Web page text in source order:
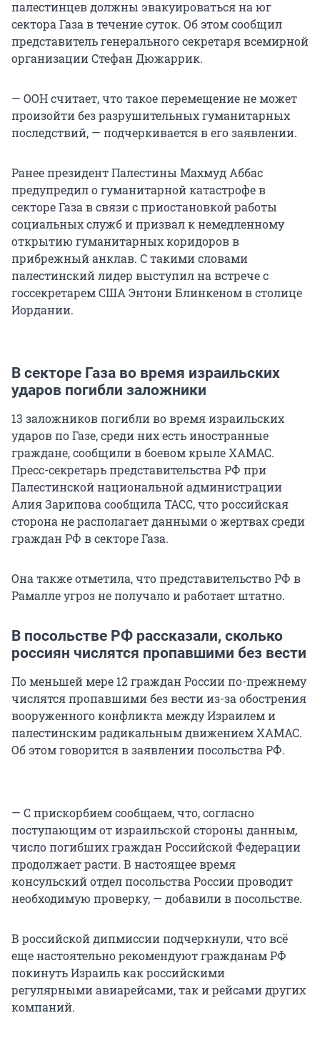
палестинцев должны эвакуироваться на юг
сектора Газа в течение суток. Об этом сообщил
представитель генерального секретаря всемирной
организации Стефан Дюжаррик.
— ООН считает, что такое перемещение не может
произойти без разрушительных гуманитарных
последствий, — подчеркивается в его заявлении.
Ранее президент Палестины Махмуд Аббас
предупредил о гуманитарной катастрофе в
секторе Газа в связи с приостановкой работы
социальных служб и призвал к немедленному
открытию гуманитарных коридоров в
прибрежный анклав. С такими словами
палестинский лидер выступил на встрече с
госсекретарем США Энтони Блинкеном в столице
Иордании.
В секторе Газа во время израильских
ударов погибли заложники
13 заложников погибли во время израильских
ударов по Газе, среди них есть иностранные
граждане, сообщили в боевом крыле ХАМАС.
Пресс-секретарь представительства РФ при
Палестинской национальной администрации
Алия Зарипова сообщила ТАСС, что российская
сторона не располагает данными о жертвах среди
граждан РФ в секторе Газа.
Она также отметила, что представительство РФ в
Рамалле угроз не получало и работает штатно.
В посольстве РФ рассказали, сколько
россиян числятся пропавшими без вести
По меньшей мере 12 граждан России по-прежнему
числятся пропавшими без вести из-за обострения
вооруженного конфликта между Израилем и
палестинским радикальным движением ХАМАС.
Об этом говорится в заявлении посольства РФ.
— С прискорбием сообщаем, что, согласно
поступающим от израильской стороны данным,
число погибших граждан Российской Федерации
продолжает расти. В настоящее время
консульский отдел посольства России проводит
необходимую проверку, — добавили в посольстве.
В российской дипмиссии подчеркнули, что всё
еще настоятельно рекомендуют гражданам РФ
покинуть Израиль как российскими
регулярными авиарейсами, так и рейсами других
компаний.